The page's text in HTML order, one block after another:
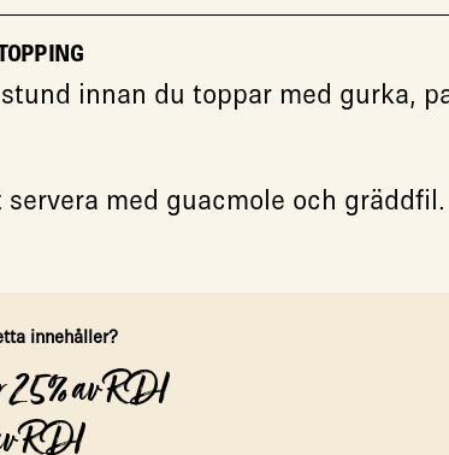
innan du toppar med gurka,
med guacmole och gräddfil.
innehåller?
av RDI
RDI